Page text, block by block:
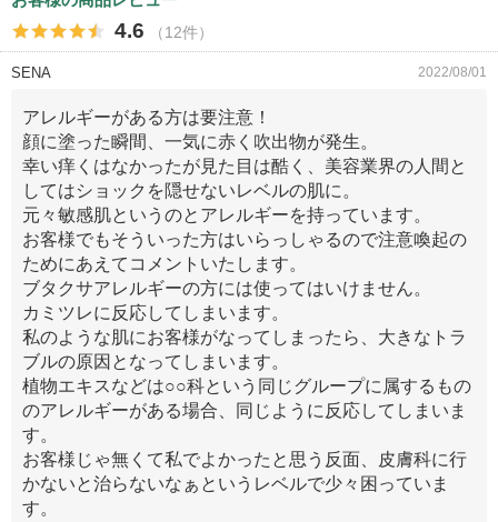
4.6 （12件）
SENA 2022/08/01
アレルギーがある方は要注意！
顔に塗った瞬間、一気に赤く吹出物が発生。
幸い痒くはなかったが見た目は酷く、美容業界の人間と
してはショックを隠せないレベルの肌に。
元々敏感肌というのとアレルギーを持っています。
お客様でもそういった方はいらっしゃるので注意喚起の
ためにあえてコメントいたします。
ブタクサアレルギーの方には使ってはいけません。
カミツレに反応してしまいます。
私のような肌にお客様がなってしまったら、大きなトラ
ブルの原因となってしまいます。
植物エキスなどは○○科という同じグループに属するもの
のアレルギーがある場合、同じように反応してしまいま
す。
お客様じゃ無くて私でよかったと思う反面、皮膚科に行
かないと治らないなぁというレベルで少々困っていま
す。